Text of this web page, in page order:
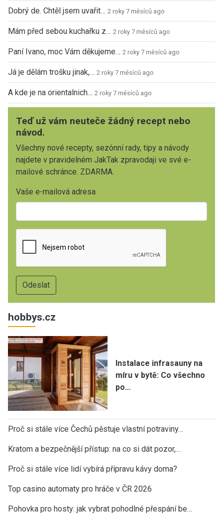
Dobrý de. Chtěl jsem uvařit… 2 roky 7 měsíců ago
Mám před sebou kuchařku z… 2 roky 7 měsíců ago
Paní Ivano, moc Vám děkujeme… 2 roky 7 měsíců ago
Já je dělám trošku jinak,… 2 roky 7 měsíců ago
A kde je na orientalnich… 2 roky 7 měsíců ago
Teď už vám neuteče žádný recept nebo
návod.
Všechny nové recepty, sezónní rady, tipy a návody
najdete v pravidelném JakTak zpravodaji ve své e-
mailové schránce. ZDARMA.
Vaše e-mailová adresa
hobbys.cz
Instalace infrasauny na
míru v bytě: Co všechno
po…
Proč si stále více Čechů pěstuje vlastní potraviny…
Kratom a bezpečnější přístup: na co si dát pozor,…
Proč si stále více lidí vybírá přípravu kávy doma?
Top casino automaty pro hráče v ČR 2026
Pohovka pro hosty: jak vybrat pohodlné přespání be…